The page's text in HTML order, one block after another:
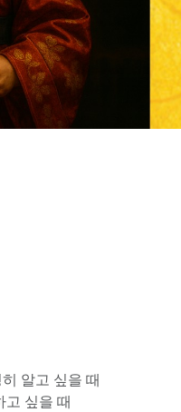
알고 싶을 때
고 싶을 때